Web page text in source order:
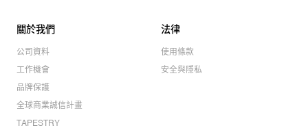
關於我們
公司資料
工作機會
品牌保護
全球商業誠信計畫
TAPESTRY
法律
使用條款
安全與隱私